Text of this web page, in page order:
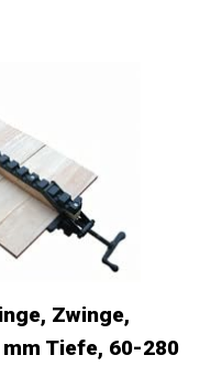
Zwinge,
Tiefe, 60-280